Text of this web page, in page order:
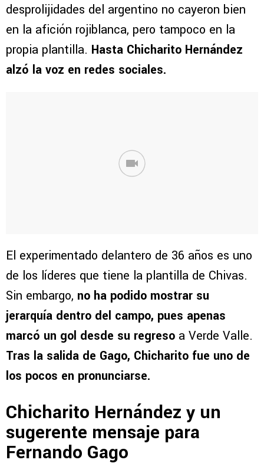
desprolijidades del argentino no cayeron bien
en la afición rojiblanca, pero tampoco en la
propia plantilla. Hasta Chicharito Hernández
alzó la voz en redes sociales.
El experimentado delantero de 36 años es uno
de los líderes que tiene la plantilla de Chivas.
Sin embargo, no ha podido mostrar su
jerarquía dentro del campo, pues apenas
marcó un gol desde su regreso a Verde Valle.
Tras la salida de Gago, Chicharito fue uno de
los pocos en pronunciarse.
Chicharito Hernández y un
sugerente mensaje para
Fernando Gago